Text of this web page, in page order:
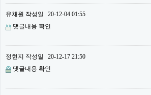
유채원 작성일
20-12-04 01:55
댓글내용 확인
정현지 작성일
20-12-17 21:50
댓글내용 확인